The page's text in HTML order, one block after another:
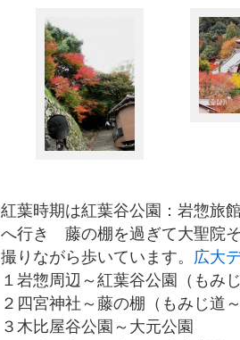
紅葉時期は紅葉谷公園：岩惣旅
へ行き 藤の棚を過ぎて大聖院
撮りながら歩いています。 広大
１岩惣周辺～紅葉谷公園（もみ
２四宮神社～藤の棚（もみじ道
３木比屋谷公園～大元公園